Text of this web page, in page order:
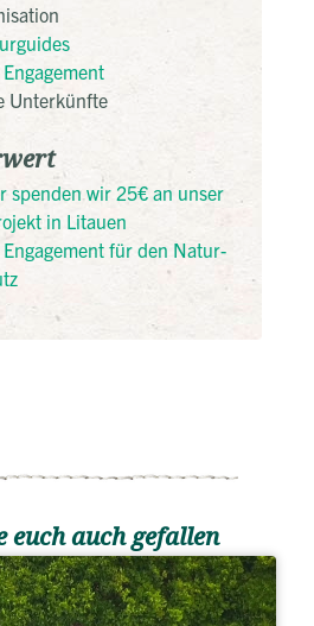
Unterkünfte
spenden wir 25€ an unser
in Litauen
für den Natur-
euch auch gefallen